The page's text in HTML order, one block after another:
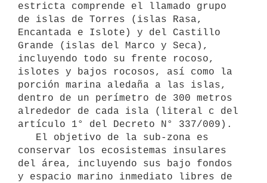
estricta comprende el llamado grupo
de islas de Torres (islas Rasa,
Encantada e Islote) y del Castillo
Grande (islas del Marco y Seca),
incluyendo todo su frente rocoso,
islotes y bajos rocosos, así como la
porción marina aledaña a las islas,
dentro de un perímetro de 300 metros
alrededor de cada isla (literal c del
artículo 1° del Decreto N° 337/009).
conservar los ecosistemas insulares
del área, incluyendo sus bajo fondos
y espacio marino inmediato libres de